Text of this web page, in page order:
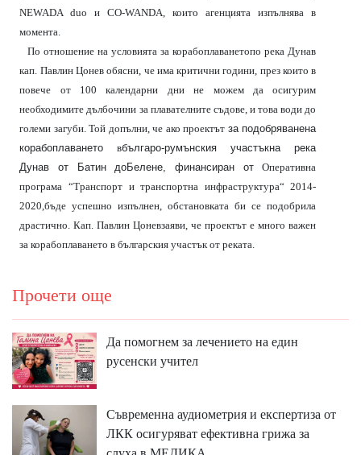
NEWADA
duo иCO-WANDA ,които агенцията изпълнява в
момента.
По отношение на условията за корабоплаванетопо река Дунав
кап. Павлин Цонев обясни, че има критични години, през които в
повече от 100 календарни дни не можем да осигурим
необходимите дълбочини за плавателните съдове, и това води до
големи загуби. Той допълни, че ако проектът за подобряванена
корабоплаването вбългарo-румънския участъкна река
Дунав от Батин доБелене
финансиран отОперативна
програма “Tранспорт и транспортна инфраструктура“ 2014-
2020,бъде успешно изпълнен, обстановката би се подобрила
драстично. Кап. Павлин Цоневзаяви, че проектът е много важен
за корабоплаването в българския участък от реката.
Прочети още
Да помогнем за лечението на един
русенски учител
Съвременна аудиометрия и експертиза от
ЛКК осигуряват ефективна грижа за